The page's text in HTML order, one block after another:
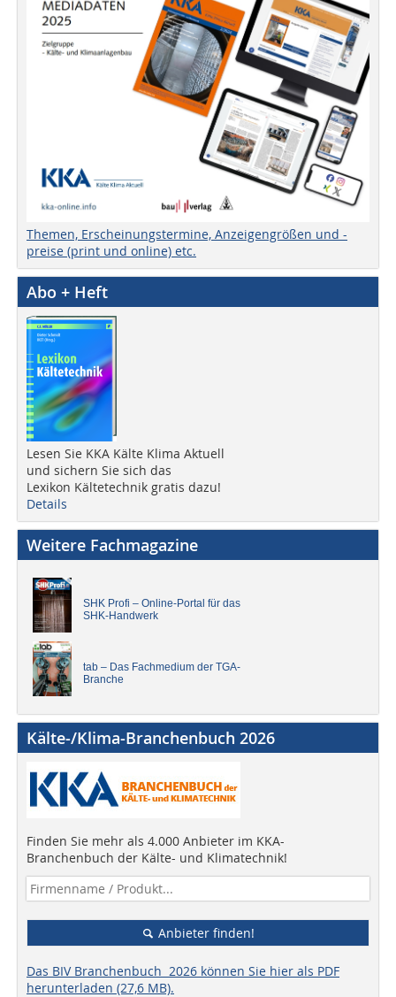
Themen, Erscheinungstermine, Anzeigengrößen und -
preise (print und online) etc.
Abo + Heft
Lesen Sie KKA Kälte Klima Aktuell
und sichern Sie sich das
Lexikon Kältetechnik gratis dazu!
Details
Weitere Fachmagazine
SHK Profi – Online-Portal für das
SHK-Handwerk
tab – Das Fachmedium der TGA-
Branche
Kälte-/Klima-Branchenbuch 2026
Finden Sie mehr als 4.000 Anbieter im KKA-
Branchenbuch der Kälte- und Klimatechnik!
Anbieter finden!
Das BIV Branchenbuch 2026 können Sie hier als PDF
herunterladen (27,6 MB).